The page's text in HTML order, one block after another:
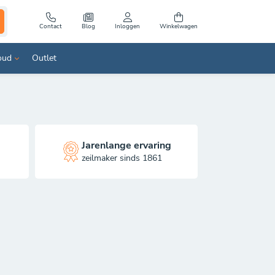
Contact Blog Inloggen Winkelwagen
Outlet
Jarenlange ervaring
zeilmaker sinds 1861